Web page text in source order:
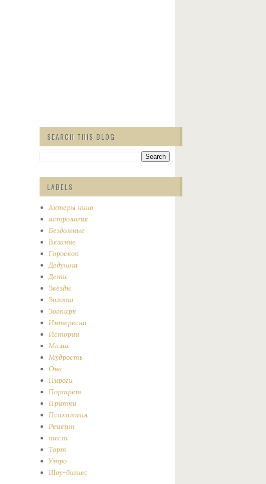
SEARCH THIS BLOG
LABELS
Актеры кино
астрология
Бездомные
Вязание
Гороскоп
Дедушка
Дети
Звёзды
Золото
Зоопарк
Интересно
Истории
Мама
Мудрость
Она
Пироги
Портрет
Притчи
Психология
Рецепт
тест
Торт
Утро
Шоу-бизнес